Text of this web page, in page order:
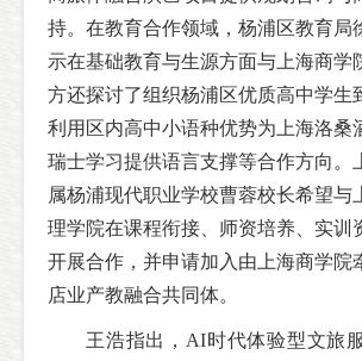
持。在教育合作领域，杨浦区教育局
示在基础教育与生源方面与上海商学
方还探讨了组织杨浦区优质高中学生
利用区内高中小语种优势为上海洛桑
瑞士学习提供语言支撑等合作方向。
属杨浦现代职业学校曹蓉校长希望与
理学院在课程衔接、师资培养、实训
开展合作，并申请加入由上海商学院
店业产教融合共同体。
王浩指出，AI时代体验型文旅